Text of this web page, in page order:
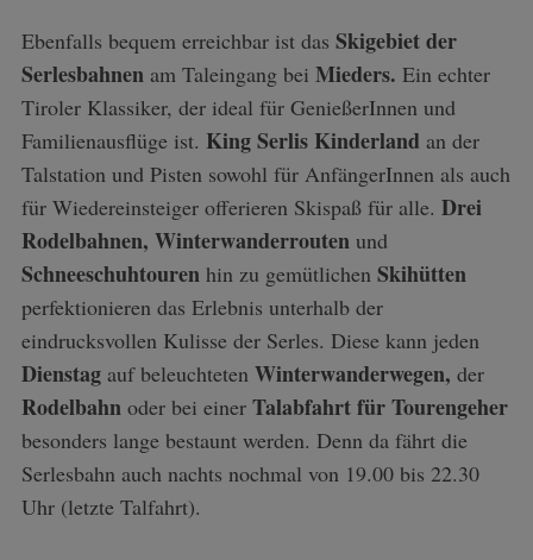
Ebenfalls bequem erreichbar ist das Skigebiet der
Serlesbahnenam Taleingang bei Mieders. Ein echter
Tiroler Klassiker, der ideal für GenießerInnen und
Familienausflüge ist. King Serlis Kinderlandan der
Talstation und Pisten sowohl für AnfängerInnen als auch
für Wiedereinsteiger offerieren Skispaß für alle. Drei
Rodelbahnen, Winterwanderrouten und
Schneeschuhtourenhin zu gemütlichenSkihütten
perfektionieren das Erlebnis unterhalb der
eindrucksvollen Kulisse der Serles. Diese kann jeden
Dienstagauf beleuchteten Winterwanderwegen, der
Rodelbahnoder bei einer Talabfahrt für Tourengeher
besonders lange bestaunt werden. Denn da fährt die
Serlesbahn auch nachts nochmal von 19.00 bis 22.30
Uhr (letzte Talfahrt).